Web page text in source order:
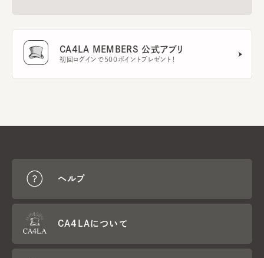
CA4LA MEMBERS 公式アプリ
初回ログインで500ポイントプレゼント！
ヘルプ
CA4LAについて